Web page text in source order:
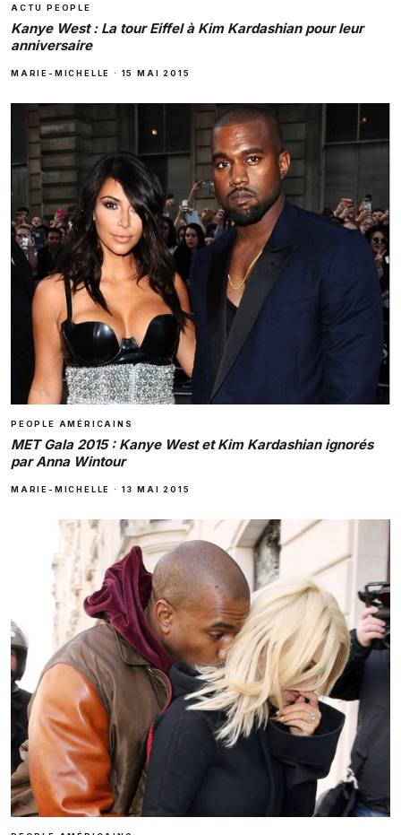
ACTU PEOPLE
Kanye West : La tour Eiffel à Kim Kardashian pour leur
anniversaire
MARIE-MICHELLE · 15 MAI 2015
PEOPLE AMÉRICAINS
MET Gala 2015 : Kanye West et Kim Kardashian ignorés
par Anna Wintour
MARIE-MICHELLE · 13 MAI 2015